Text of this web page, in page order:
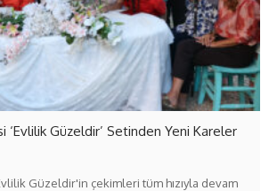
‘Evlilik Güzeldir’ Setinden Yeni Kareler
Güzeldir'in çekimleri tüm hızıyla devam